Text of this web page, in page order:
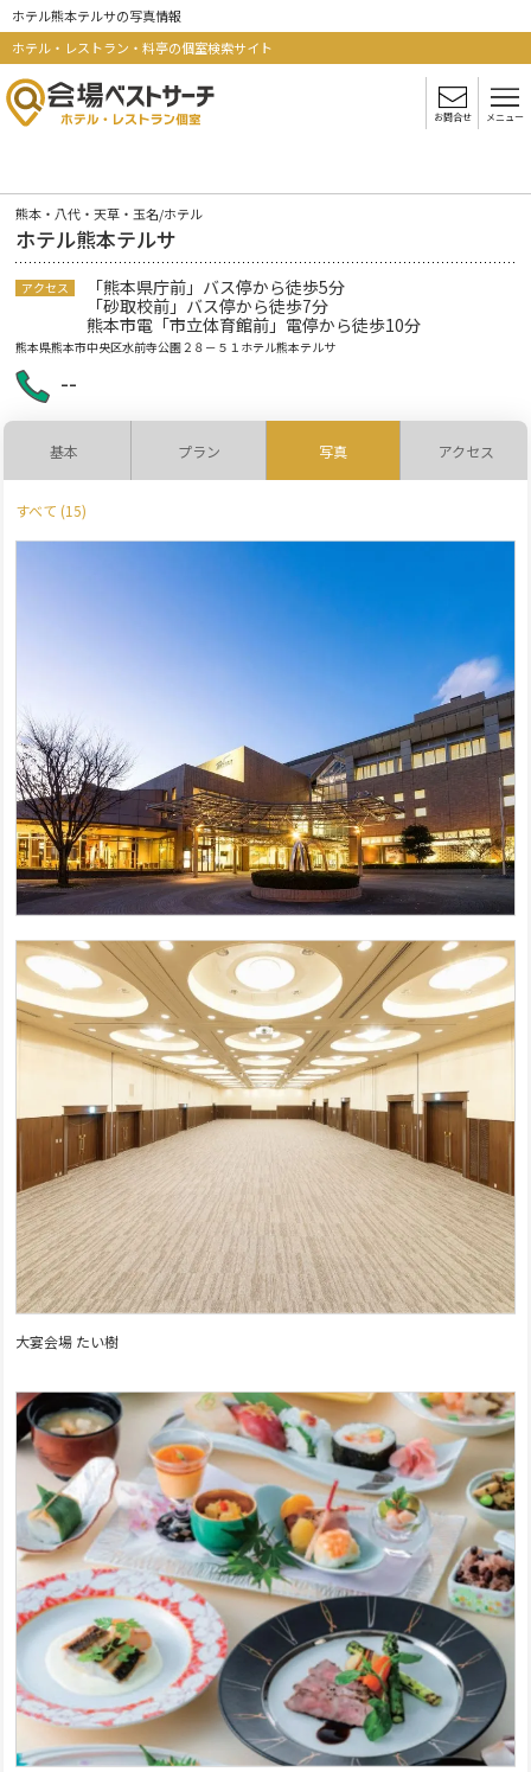
ホテル熊本テルサの写真情報
ホテル・レストラン・料亭の個室検索サイト
お問合せ メニュー
熊本・八代・天草・玉名/ホテル
ホテル熊本テルサ
アクセス
「熊本県庁前」バス停から徒歩5分
「砂取校前」バス停から徒歩7分
熊本市電「市立体育館前」電停から徒歩10分
熊本県熊本市中央区水前寺公園２８－５１ホテル熊本テルサ
--
基本 プラン 写真 アクセス
すべて (15)
大宴会場 たい樹